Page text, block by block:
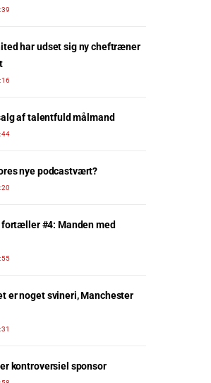
har udset sig ny cheftræner
af talentfuld målmand
nye podcastvært?
#4: Manden med
er noget svineri, Manchester
kontroversiel sponsor